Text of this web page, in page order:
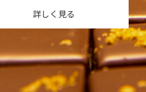
詳しく見る